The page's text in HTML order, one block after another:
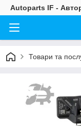
Autoparts IF -
Товари та